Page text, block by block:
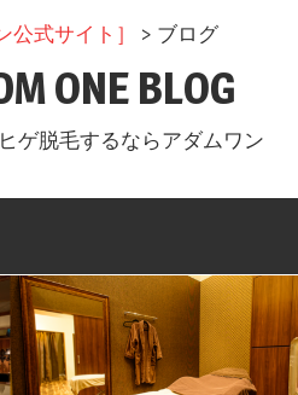
公式サイト］ > ブログ
ONE BLOG
ゲ脱毛するならアダムワン